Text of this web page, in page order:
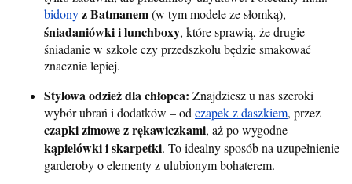
bidonyz Batmanem(w tym modele ze słomką),
śniadaniówki i lunchboxy, które sprawią, że drugie
śniadanie w szkole czy przedszkolu będzie smakować
znacznie lepiej.
Stylowa odzież dla chłopca: Znajdziesz u nas szeroki
wybór ubrań i dodatków – od czapek z daszkiem, przez
czapki zimowe z rękawiczkami, aż po wygodne
kąpielówki i skarpetki. To idealny sposób na uzupełnienie
garderoby o elementy z ulubionym bohaterem.